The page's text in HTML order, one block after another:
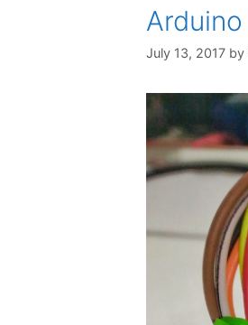
July 13, 2017 by